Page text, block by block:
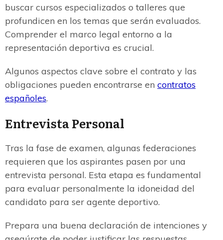
buscar cursos especializados o talleres que
profundicen en los temas que serán evaluados.
Comprender el marco legal entorno a la
representación deportiva es crucial.
Algunos aspectos clave sobre el contrato y las
obligaciones pueden encontrarse en contratos
españoles.
Entrevista Personal
Tras la fase de examen, algunas federaciones
requieren que los aspirantes pasen por una
entrevista personal. Esta etapa es fundamental
para evaluar personalmente la idoneidad del
candidato para ser agente deportivo.
Prepara una buena declaración de intenciones y